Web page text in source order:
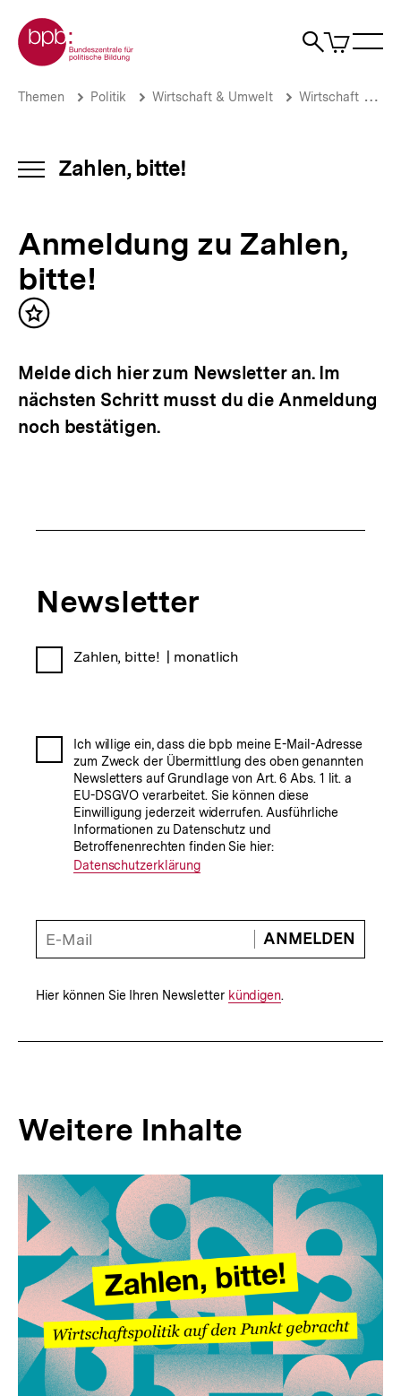
zum
Seiteninhalt
springen
Zur Startseite der bpb
Suche
Artikel
im
Anmeldung
Zahlen,
bpb.de
Brotkrümelnavigation
Pfadnavigation
Themen Politik Wirtschaft & Umwelt Wirtschaft
INHALTSNAVIGATION
Zahlen, bitte!
Anmeldung zu Zahlen,
bitte!
Inhalt
Melde dich hier zum Newsletter an. Im
nächsten Schritt musst du die Anmeldung
noch bestätigen.
Newsletter-
Newsletter
Newsletter-
Zahlen, bitte! | monatlich
Einwilligung
Datenverarbeitung
Ich willige ein, dass die bpb meine E-Mail-Adresse
zum Zweck der Übermittlung des oben genannten
Newsletters auf Grundlage von Art. 6 Abs. 1 lit. a
EU-DSGVO verarbeitet. Sie können diese
Einwilligung jederzeit widerrufen. Ausführliche
Informationen zu Datenschutz und
Betroffenenrechten finden Sie hier:
Datenschutzerklärung
Mail
Adresse
ANMELDEN
Hier können Sie Ihren Newsletter Interner
kündigen.
Weitere Inhalte
Inhaltskarousell
für
weitere
Inhalte
Inhaltskarussell
überspringen